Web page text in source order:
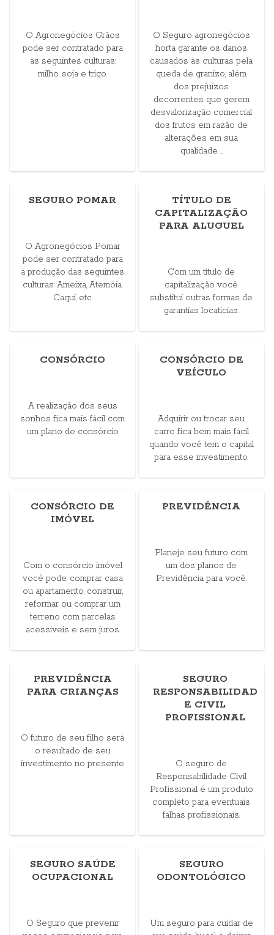
O Agronegócios Grãos
pode ser contratado para
as seguintes culturas:
milho, soja e trigo.
O Seguro agronegócios
horta garante os danos
causados às culturas pela
queda de granizo, além
dos prejuízos
decorrentes que gerem
desvalorização comercial
dos frutos em razão de
alterações em sua
qualidade. ...
SEGURO POMAR
O Agronegócios Pomar
pode ser contratado para
à produção das seguintes
culturas: Ameixa, Atemóia,
Caqui, etc.
TÍTULO DE
CAPITALIZAÇÃO
PARA ALUGUEL
Com um título de
capitalização você
substitui outras formas de
garantias locatícias.
CONSÓRCIO
A realização dos seus
sonhos fica mais fácil com
um plano de consórcio
CONSÓRCIO DE
VEÍCULO
Adquirir ou trocar seu
carro fica bem mais fácil
quando você tem o capital
para esse investimento.
CONSÓRCIO DE
IMÓVEL
Com o consórcio imóvel
você pode: comprar casa
ou apartamento, construir,
reformar ou comprar um
terreno com parcelas
acessíveis e sem juros.
PREVIDÊNCIA
Planeje seu futuro com
um dos planos de
Previdência para você.
PREVIDÊNCIA
PARA CRIANÇAS
O futuro de seu filho será
o resultado de seu
investimento no presente
SEGURO
RESPONSABILIDAD
E CIVIL
PROFISSIONAL
O seguro de
Responsabilidade Civil
Profissional é um produto
completo para eventuais
falhas profissionais.
SEGURO SAÚDE
OCUPACIONAL
O Seguro que prevenir
SEGURO
ODONTOLÓGICO
Um seguro para cuidar de